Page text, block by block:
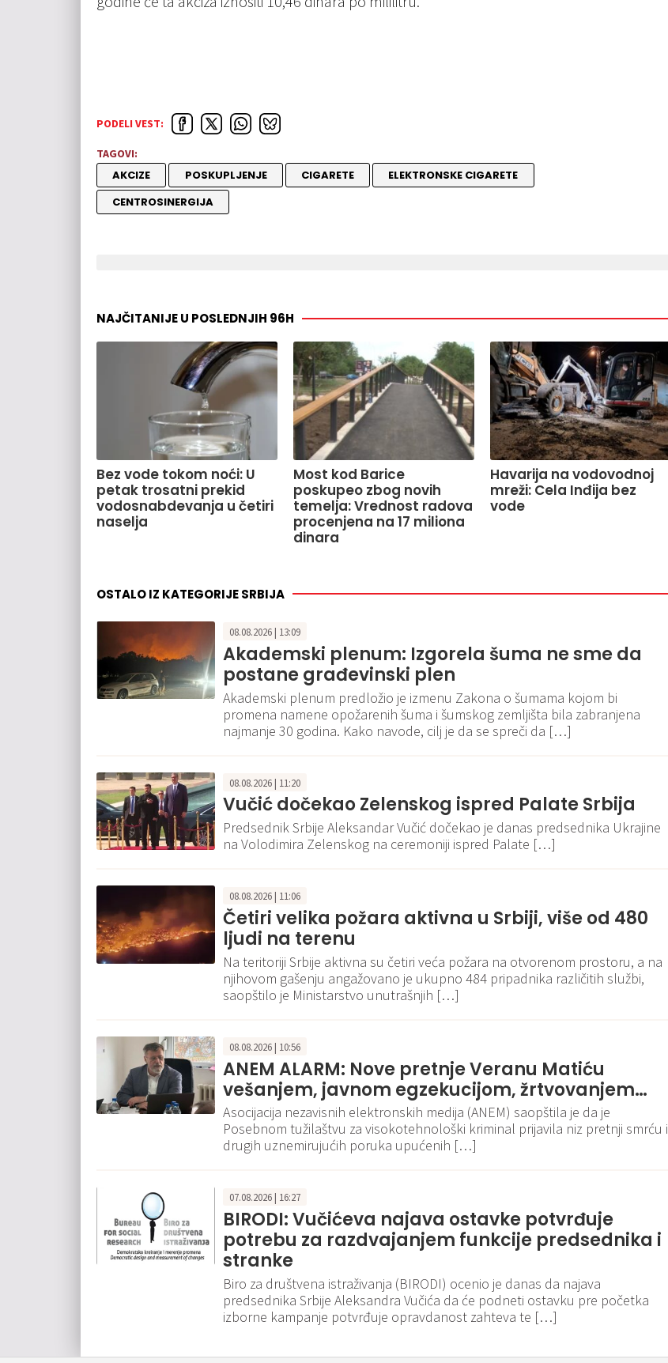
PODELI VEST:
TAGOVI:
AKCIZE POSKUPLJENJE CIGARETE
ELEKTRONSKE CIGARETE
CENTROSINERGIJA
NAJČITANIJE U POSLEDNJIH 96H
Bez vode tokom noći: U
petak trosatni prekid
vodosnabdevanja u četiri
naselja
Most kod Barice
poskupeo zbog novih
temelja: Vrednost radova
procenjena na 17 miliona
dinara
Havarija na vodovodnoj
mreži: Cela Inđija bez
vode
OSTALO IZ KATEGORIJE SRBIJA
08.08.2026 | 13:09
Akademski plenum: Izgorela šuma ne sme da
postane građevinski plen
Akademski plenum predložio je izmenu Zakona o šumama kojom bi
promena namene opožarenih šuma i šumskog zemljišta bila zabranjena
najmanje 30 godina. Kako navode, cilj je da se spreči da […]
08.08.2026 | 11:20
Vučić dočekao Zelenskog ispred Palate Srbija
Predsednik Srbije Aleksandar Vučić dočekao je danas predsednika Ukrajine
na Volodimira Zelenskog na ceremoniji ispred Palate […]
08.08.2026 | 11:06
Četiri velika požara aktivna u Srbiji, više od 480
ljudi na terenu
Na teritoriji Srbije aktivna su četiri veća požara na otvorenom prostoru, a na
njihovom gašenju angažovano je ukupno 484 pripadnika različitih službi,
saopštilo je Ministarstvo unutrašnjih […]
08.08.2026 | 10:56
ANEM ALARM: Nove pretnje Veranu Matiću
vešanjem, javnom egzekucijom, žrtvovanjem…
Asocijacija nezavisnih elektronskih medija (ANEM) saopštila je da je
Posebnom tužilaštvu za visokotehnološki kriminal prijavila niz pretnji smrću i
drugih uznemirujućih poruka upućenih […]
07.08.2026 | 16:27
BIRODI: Vučićeva najava ostavke potvrđuje
potrebu za razdvajanjem funkcije predsednika i
stranke
Biro za društvena istraživanja (BIRODI) ocenio je danas da najava
predsednika Srbije Aleksandra Vučića da će podneti ostavku pre početka
izborne kampanje potvrđuje opravdanost zahteva te […]